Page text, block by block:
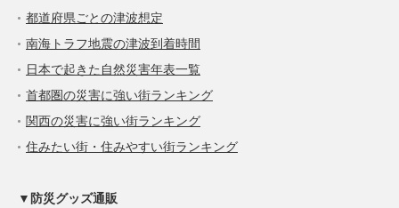
都道府県ごとの津波想定
南海トラフ地震の津波到着時間
日本で起きた自然災害年表一覧
首都圏の災害に強い街ランキング
関西の災害に強い街ランキング
住みたい街・住みやすい街ランキング
▼防災グッズ通販